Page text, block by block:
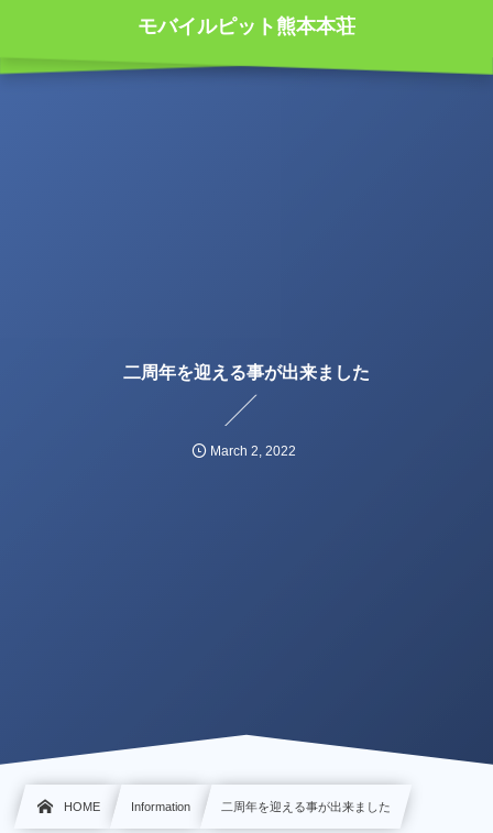
モバイルピット熊本本荘
二周年を迎える事が出来ました
March 2,2022
HOME Information 二周年を迎える事が出来ました